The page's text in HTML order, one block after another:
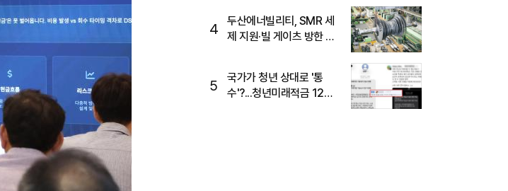
4
두산에너빌리티, SMR 세
제 지원·빌 게이츠 방한 기
5
국가가 청년 상대로 '통
수'?...청년미래적금 12%